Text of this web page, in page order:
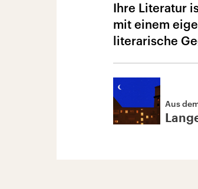
Ihre Literatur
mit einem
literarische
Aus